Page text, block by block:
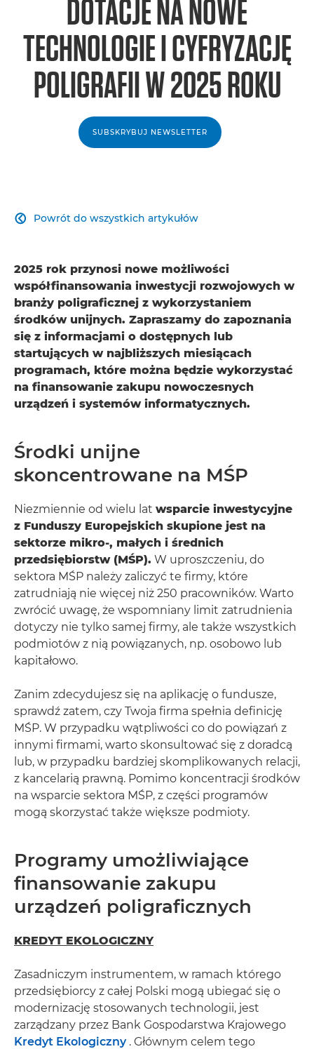
DOTACJE NA NOWE
TECHNOLOGIE I CYFRYZACJĘ
POLIGRAFII W 2025 ROKU
SUBSKRYBUJ NEWSLETTER
Powrót do wszystkich artykułów

2025 rok przynosi nowe możliwości
współfinansowania inwestycji rozwojowych w
branży poligraficznej z wykorzystaniem
środków unijnych. Zapraszamy do zapoznania
się z informacjami o dostępnych lub
startujących w najbliższych miesiącach
programach, które można będzie wykorzystać
na finansowanie zakupu nowoczesnych
urządzeń i systemów informatycznych.
Środki unijne
skoncentrowane na MŚP
Niezmiennie od wielu lat wsparcie inwestycyjne
z Funduszy Europejskich skupione jest na
sektorze mikro-, małych i średnich
przedsiębiorstw (MŚP). W uproszczeniu, do
sektora MŚP należy zaliczyć te firmy, które
zatrudniają nie więcej niż 250 pracowników. Warto
zwrócić uwagę, że wspomniany limit zatrudnienia
dotyczy nie tylko samej firmy, ale także wszystkich
podmiotów z nią powiązanych, np. osobowo lub
kapitałowo.
Zanim zdecydujesz się na aplikację o fundusze,
sprawdź zatem, czy Twoja firma spełnia definicję
MŚP. W przypadku wątpliwości co do powiązań z
innymi firmami, warto skonsultować się z doradcą
lub, w przypadku bardziej skomplikowanych relacji,
z kancelarią prawną. Pomimo koncentracji środków
na wsparcie sektora MŚP, z części programów
mogą skorzystać także większe podmioty.
Programy umożliwiające
finansowanie zakupu
urządzeń poligraficznych
KREDYT EKOLOGICZNY
Zasadniczym instrumentem, w ramach którego
przedsiębiorcy z całej Polski mogą ubiegać się o
modernizację stosowanych technologii, jest
zarządzany przez Bank Gospodarstwa Krajowego
Kredyt Ekologiczny. Głównym celem tego